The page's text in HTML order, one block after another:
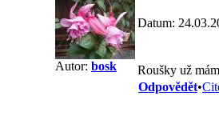
Autor: bosk
Datum:
Roušky už
Odpovědět•